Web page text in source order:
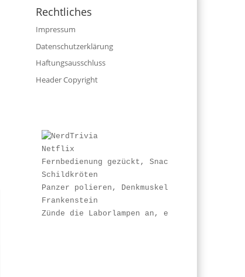
Rechtliches
Impressum
Datenschutzerklärung
Haftungsausschluss
Header Copyright
Netflix
Fernbedienung gezückt, Snacks
Schildkröten
Panzer polieren, Denkmuskel ausfahren und
Frankenstein
Zünde die Laborlampen an, entstaube dein